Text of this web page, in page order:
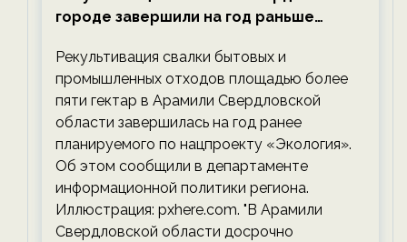
городе завершили на год раньше
экологии на ECOportal
Рекультивация свалки бытовых и
промышленных отходов площадью более
пяти гектар в Арамили Свердловской
области завершилась на год ранее
планируемого по нацпроекту «Экология».
Об этом сообщили в департаменте
информационной политики региона.
Иллюстрация: pxhere.com. "В Арамили
Свердловской области досрочно